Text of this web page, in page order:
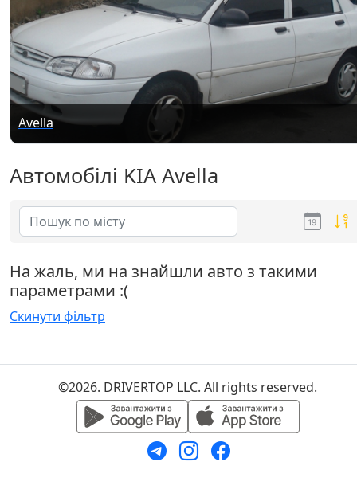
Avella
Автомобілі KIA Avella
На жаль, ми на знайшли авто з такими
параметрами :(
Скинути фільтр
©2026. DRIVERTOP LLC. All rights reserved.